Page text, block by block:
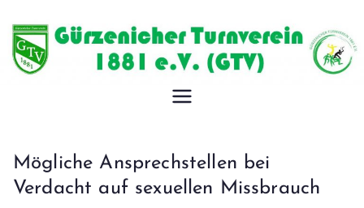
Gürzeniche
r
Turnverein
Mögliche Ansprechstellen bei
Verdacht auf sexuellen Missbrauch